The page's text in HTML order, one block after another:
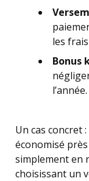
les
Bonus
l’année.
Un cas concret
économisé
simplement en
choisissant un